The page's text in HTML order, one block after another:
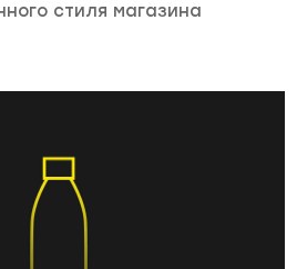
стиля магазина